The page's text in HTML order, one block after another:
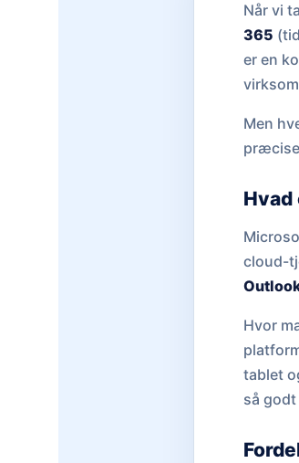
Når vi
365
er en
Men
cloud-
Hvor
tablet
så